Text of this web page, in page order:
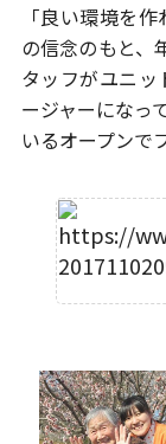
「良い環境を
の信念のもと、
タッフがユニッ
ージャーになっ
いるオープンで